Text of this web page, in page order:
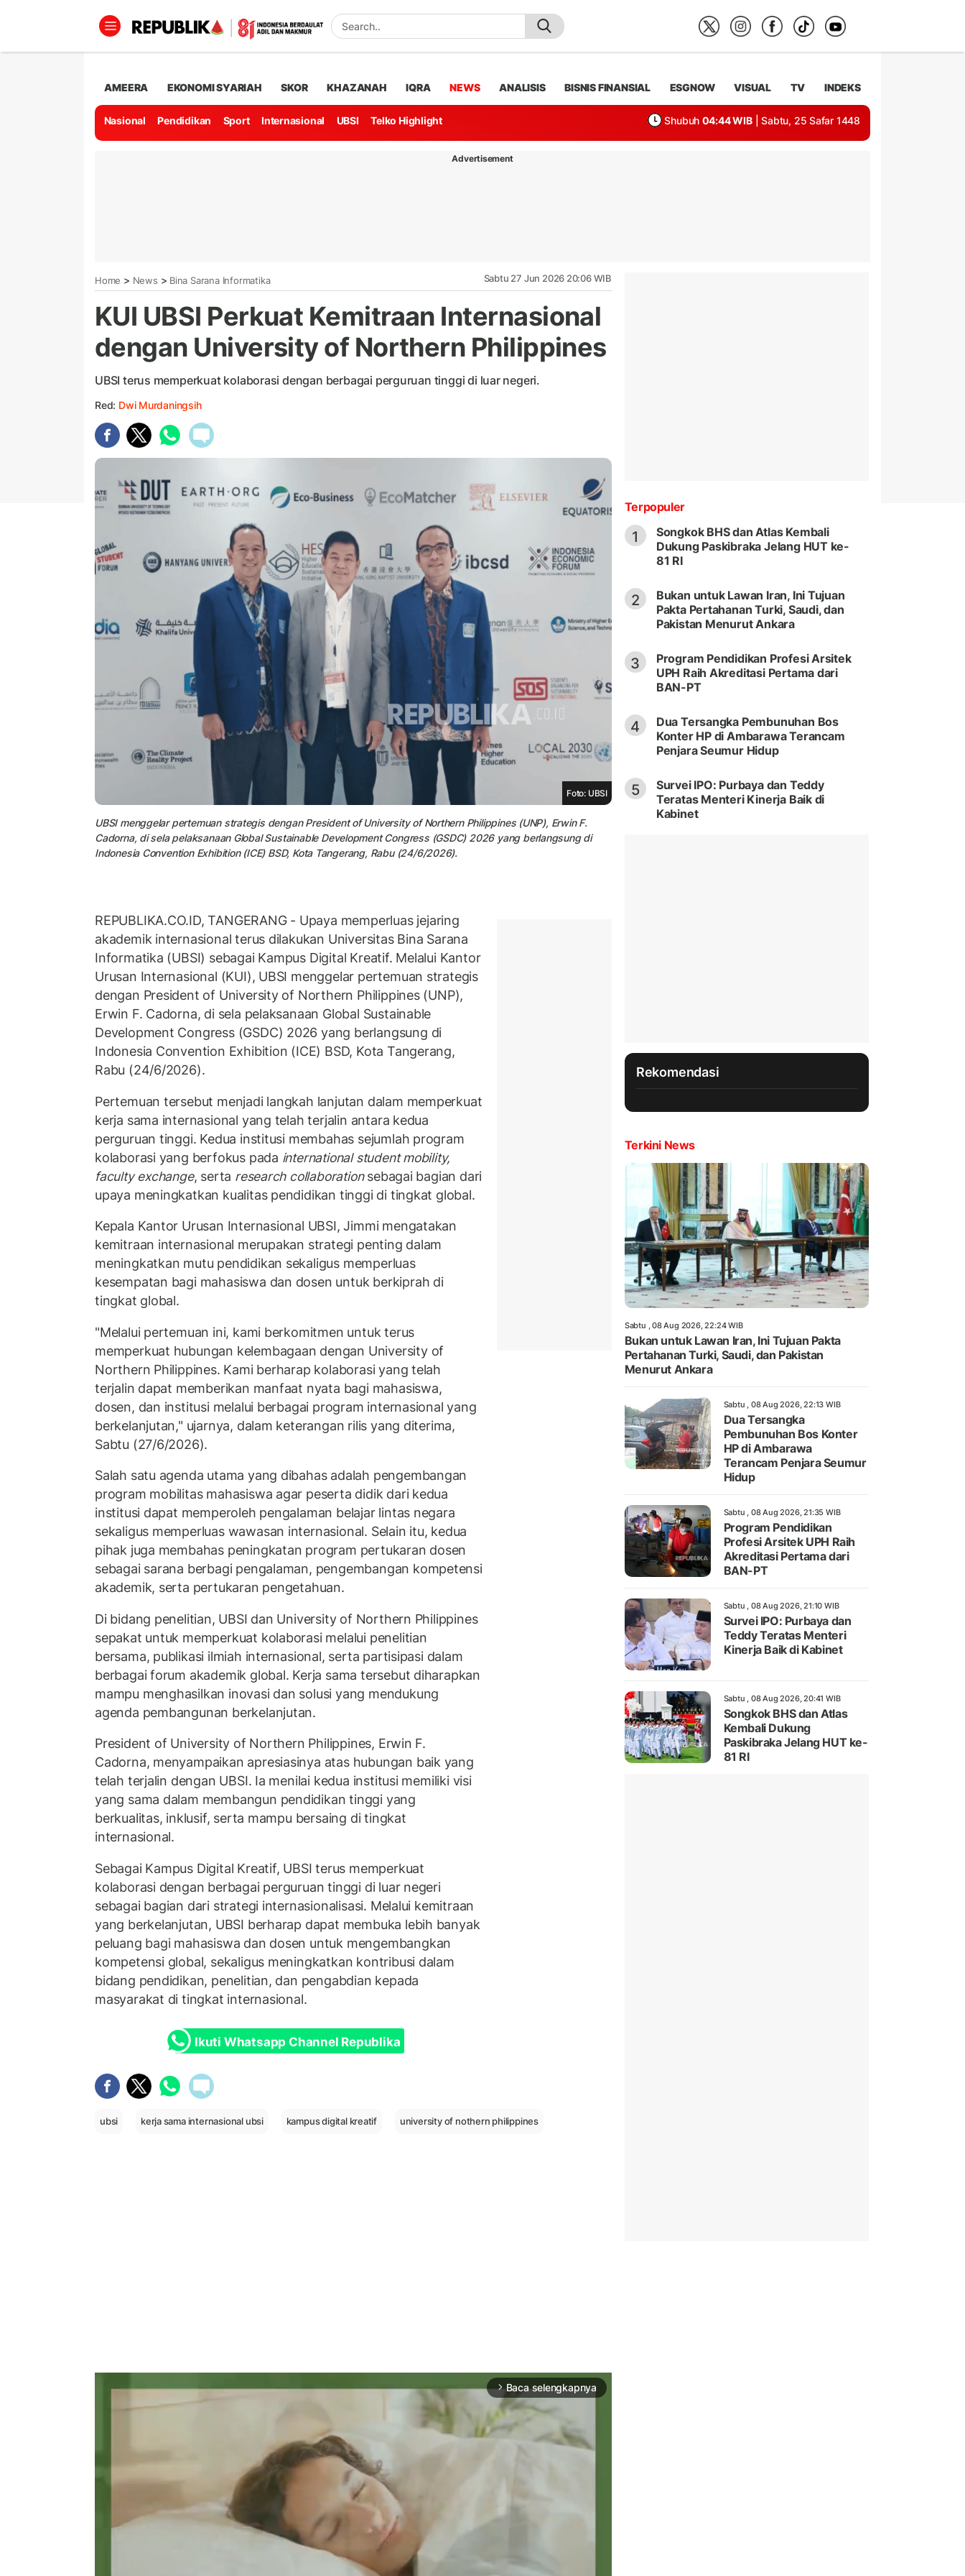
AMEERA EKONOMI SYARIAH SKOR KHAZANAH IQRA NEWS ANALISIS BISNIS FINANSIAL ESGNOW VISUAL TV INDEKS
Nasional Pendidikan Sport Internasional UBSI Telko Highlight Shubuh 04:44 WIB | Sabtu, 25 Safar 1448
Advertisement
Home > News > Bina Sarana Informatika Sabtu 27 Jun 2026 20:06 WIB
KUI UBSI Perkuat Kemitraan Internasional
dengan University of Northern Philippines
UBSI terus memperkuat kolaborasi dengan berbagai perguruan tinggi di luar negeri.
Red: Dwi Murdaningsih
Foto: UBSI
UBSI menggelar pertemuan strategis dengan President of University of Northern Philippines (UNP), Erwin F.
Cadorna, di sela pelaksanaan Global Sustainable Development Congress (GSDC) 2026 yang berlangsung di
Indonesia Convention Exhibition (ICE) BSD, Kota Tangerang, Rabu (24/6/2026).
REPUBLIKA.CO.ID, TANGERANG - Upaya memperluas jejaring
akademik internasional terus dilakukan Universitas Bina Sarana
Informatika (UBSI) sebagai Kampus Digital Kreatif. Melalui Kantor
Urusan Internasional (KUI), UBSI menggelar pertemuan strategis
dengan President of University of Northern Philippines (UNP),
Erwin F. Cadorna, di sela pelaksanaan Global Sustainable
Development Congress (GSDC) 2026 yang berlangsung di
Indonesia Convention Exhibition (ICE) BSD, Kota Tangerang,
Rabu (24/6/2026).
Pertemuan tersebut menjadi langkah lanjutan dalam memperkuat
kerja sama internasional yang telah terjalin antara kedua
perguruan tinggi. Kedua institusi membahas sejumlah program
kolaborasi yang berfokus pada international student mobility,
faculty exchange, serta research collaborationsebagai bagian dari
upaya meningkatkan kualitas pendidikan tinggi di tingkat global.
Kepala Kantor Urusan Internasional UBSI, Jimmi mengatakan
kemitraan internasional merupakan strategi penting dalam
meningkatkan mutu pendidikan sekaligus memperluas
kesempatan bagi mahasiswa dan dosen untuk berkiprah di
tingkat global.
"Melalui pertemuan ini, kami berkomitmen untuk terus
memperkuat hubungan kelembagaan dengan University of
Northern Philippines. Kami berharap kolaborasi yang telah
terjalin dapat memberikan manfaat nyata bagi mahasiswa,
dosen, dan institusi melalui berbagai program internasional yang
berkelanjutan," ujarnya, dalam keterangan rilis yang diterima,
Sabtu (27/6/2026).
Salah satu agenda utama yang dibahas adalah pengembangan
program mobilitas mahasiswa agar peserta didik dari kedua
institusi dapat memperoleh pengalaman belajar lintas negara
sekaligus memperluas wawasan internasional. Selain itu, kedua
pihak juga membahas peningkatan program pertukaran dosen
sebagai sarana berbagi pengalaman, pengembangan kompetensi
akademik, serta pertukaran pengetahuan.
Di bidang penelitian, UBSI dan University of Northern Philippines
sepakat untuk memperkuat kolaborasi melalui penelitian
bersama, publikasi ilmiah internasional, serta partisipasi dalam
berbagai forum akademik global. Kerja sama tersebut diharapkan
mampu menghasilkan inovasi dan solusi yang mendukung
agenda pembangunan berkelanjutan.
President of University of Northern Philippines, Erwin F.
Cadorna, menyampaikan apresiasinya atas hubungan baik yang
telah terjalin dengan UBSI. Ia menilai kedua institusi memiliki visi
yang sama dalam membangun pendidikan tinggi yang
berkualitas, inklusif, serta mampu bersaing di tingkat
internasional.
Sebagai Kampus Digital Kreatif, UBSI terus memperkuat
kolaborasi dengan berbagai perguruan tinggi di luar negeri
sebagai bagian dari strategi internasionalisasi. Melalui kemitraan
yang berkelanjutan, UBSI berharap dapat membuka lebih banyak
peluang bagi mahasiswa dan dosen untuk mengembangkan
kompetensi global, sekaligus meningkatkan kontribusi dalam
bidang pendidikan, penelitian, dan pengabdian kepada
masyarakat di tingkat internasional.
Ikuti Whatsapp Channel Republika
ubsi kerja sama internasional ubsi kampus digital kreatif university of nothern philippines
arrow_forward_ios Baca selengkapnya
Terpopuler
1
Songkok BHS dan Atlas Kembali
Dukung Paskibraka Jelang HUT ke-
81 RI
2
Bukan untuk Lawan Iran, Ini Tujuan
Pakta Pertahanan Turki, Saudi, dan
Pakistan Menurut Ankara
3
Program Pendidikan Profesi Arsitek
UPH Raih Akreditasi Pertama dari
BAN-PT
4
Dua Tersangka Pembunuhan Bos
Konter HP di Ambarawa Terancam
Penjara Seumur Hidup
5
Survei IPO: Purbaya dan Teddy
Teratas Menteri Kinerja Baik di
Kabinet
Rekomendasi
Terkini News
Sabtu , 08 Aug 2026, 22:24 WIB
Bukan untuk Lawan Iran, Ini Tujuan Pakta
Pertahanan Turki, Saudi, dan Pakistan
Menurut Ankara
Sabtu , 08 Aug 2026, 22:13 WIB
Dua Tersangka
Pembunuhan Bos Konter
HP di Ambarawa
Terancam Penjara Seumur
Hidup
Sabtu , 08 Aug 2026, 21:35 WIB
Program Pendidikan
Profesi Arsitek UPH Raih
Akreditasi Pertama dari
BAN-PT
Sabtu , 08 Aug 2026, 21:10 WIB
Survei IPO: Purbaya dan
Teddy Teratas Menteri
Kinerja Baik di Kabinet
Sabtu , 08 Aug 2026, 20:41 WIB
Songkok BHS dan Atlas
Kembali Dukung
Paskibraka Jelang HUT ke-
81 RI